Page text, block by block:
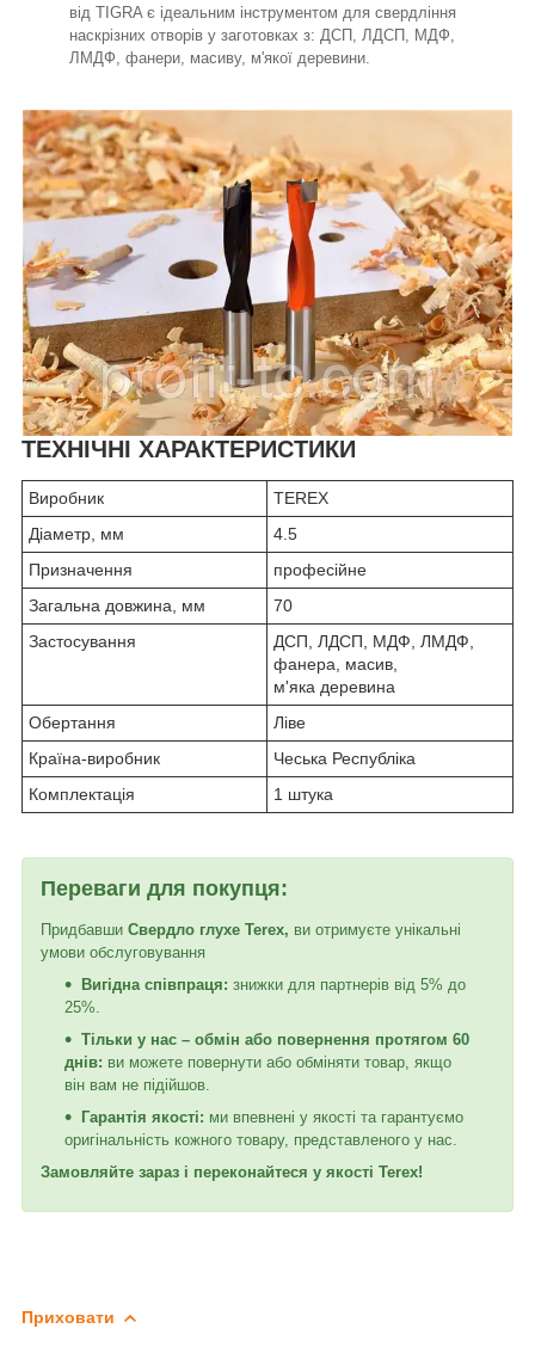
від TIGRA є ідеальним інструментом для свердління
наскрізних отворів у заготовках з: ДСП, ЛДСП, МДФ,
ЛМДФ, фанери, масиву, м'якої деревини.
ТЕХНІЧНІ ХАРАКТЕРИСТИКИ
Виробник
TEREX
Діаметр, мм
4.5
Призначення
професійне
Загальна довжина, мм
70
Застосування
ДСП, ЛДСП, МДФ, ЛМДФ,
фанера, масив,
м'яка деревина
Обертання
Ліве
Країна-виробник
Чеська Республіка
Комплектація
1 штука
Переваги для покупця:
Придбавши Свердло глухе Terex, ви отримуєте унікальні
умови обслуговування
Вигідна співпраця: знижки для партнерів від 5% до
25%.
Тільки у нас – обмін або повернення протягом 60
днів: ви можете повернути або обміняти товар, якщо
він вам не підійшов.
Гарантія якості: ми впевнені у якості та гарантуємо
оригінальність кожного товару, представленого у нас.
Замовляйте зараз і переконайтеся у якості Terex!
Приховати